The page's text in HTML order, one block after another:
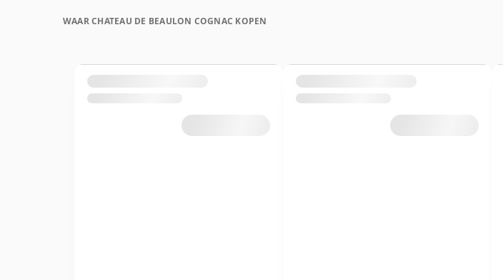
WAAR CHATEAU DE BEAULON COGNAC KOPEN